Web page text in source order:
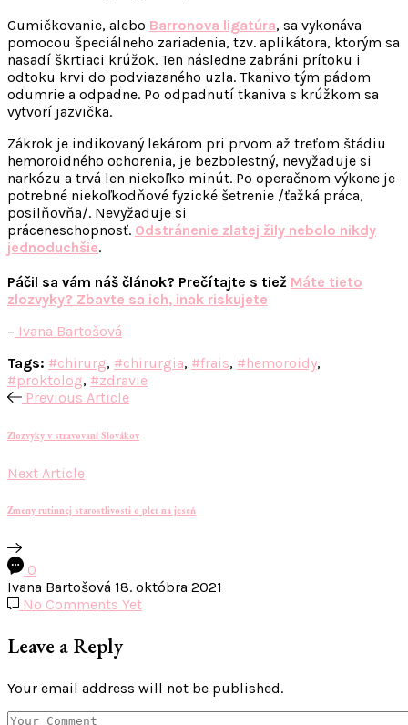
Gumičkovanie, alebo Barronova ligatúra, sa vykonáva
pomocou špeciálneho zariadenia, tzv. aplikátora, ktorým sa
nasadí škrtiaci krúžok. Ten následne zabráni prítoku i
odtoku krvi do podviazaného uzla. Tkanivo tým pádom
odumrie a odpadne. Po odpadnutí tkaniva s krúžkom sa
vytvorí jazvička.
Zákrok je indikovaný lekárom pri prvom až treťom štádiu
hemoroidného ochorenia, je bezbolestný, nevyžaduje si
narkózu a trvá len niekoľko minút. Po operačnom výkone je
potrebné niekoľkodňové fyzické šetrenie /ťažká práca,
posilňovňa/. Nevyžaduje si
práceneschopnosť. Odstránenie zlatej žily nebolo nikdy
jednoduchšie.
Páčil sa vám náš článok? Prečítajte s tiež Máte tieto
zlozvyky? Zbavte sa ich, inak riskujete
– Ivana Bartošová
Tags: #chirurg, #chirurgia, #frais, #hemoroidy,
#proktolog, #zdravie
Previous Article
Zlozvyky v stravovaní Slovákov
Next Article
Zmeny rutinnej starostlivosti o pleť na jeseň
0
Ivana Bartošová 18. októbra 2021
No Comments Yet
Leave a Reply
Your email address will not be published.